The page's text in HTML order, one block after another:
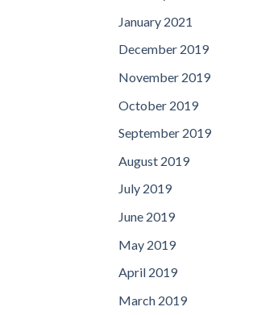
January 2021
December 2019
November 2019
October 2019
September 2019
August 2019
July 2019
June 2019
May 2019
April 2019
March 2019